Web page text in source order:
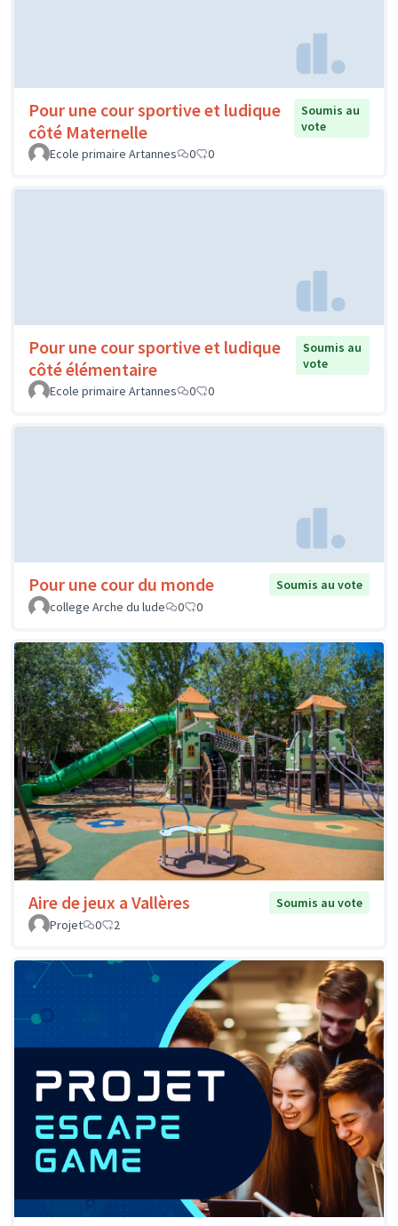
Pour une cour sportive et ludique
côté Maternelle
Soumis au
vote
Ecole primaire Artannes
0 0
Pour une cour sportive et ludique
côté élémentaire
Soumis au
vote
Ecole primaire Artannes
0 0
Pour une cour du monde
Soumis au vote
college Arche du lude
0 0
Aire de jeux a Vallères
Soumis au vote
Projet
0 2